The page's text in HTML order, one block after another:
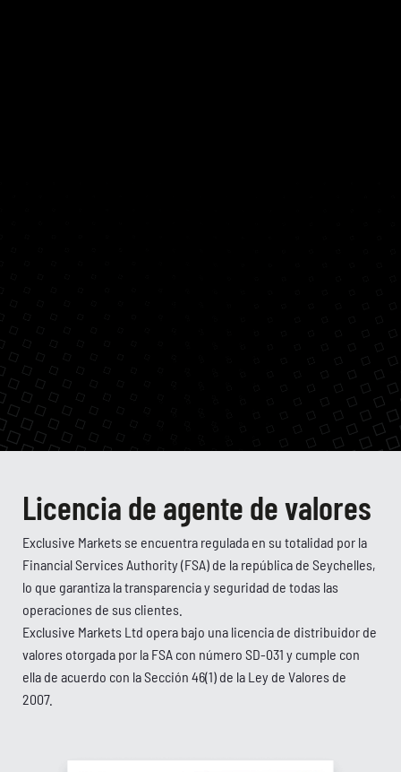
Licencia de agente de valores
Exclusive Markets se encuentra regulada en su totalidad por la
Financial Services Authority (FSA) de la república de Seychelles,
lo que garantiza la transparencia y seguridad de todas las
operaciones de sus clientes.
Exclusive Markets Ltd opera bajo una licencia de distribuidor de
valores otorgada por la FSA con número SD-031 y cumple con
ella de acuerdo con la Sección 46(1) de la Ley de Valores de
2007.